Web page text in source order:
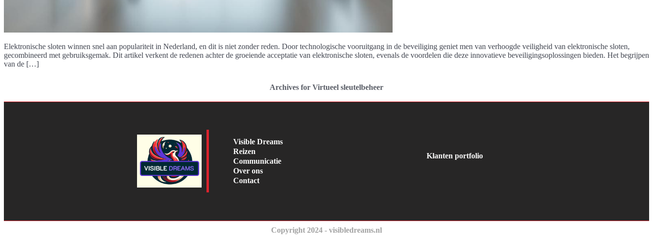
Elektronische sloten winnen snel aan populariteit in Nederland, en dit is niet zonder reden. Door technologische vooruitgang in de beveiliging geniet men van verhoogde veiligheid van elektronische sloten,
gecombineerd met gebruiksgemak. Dit artikel verkent de redenen achter de groeiende acceptatie van elektronische sloten, evenals de voordelen die deze innovatieve beveiligingsoplossingen bieden. Het begrijpen
van de […]
Archives for Virtueel sleutelbeheer
Visible Dreams
Reizen
Communicatie
Over ons
Contact
Klanten portfolio
Copyright 2024 - visibledreams.nl